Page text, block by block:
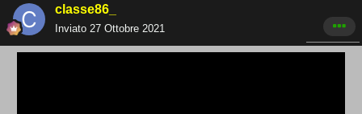
classe86_
Inviato 27 Ottobre 2021